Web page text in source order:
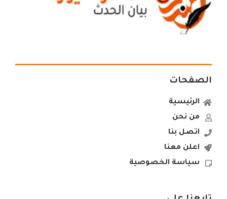
الصفحات
الرئيسية
من نحن
اتصل بنا
اعلن معنا
سياسة الخصوصية